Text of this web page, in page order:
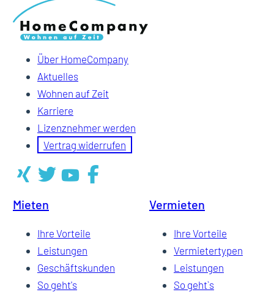
Über HomeCompany
Aktuelles
Wohnen auf Zeit
Karriere
Lizenznehmer werden
Vertrag widerrufen
Mieten
Ihre Vorteile
Leistungen
Geschäftskunden
So geht's
Vermieten
Ihre Vorteile
Vermietertypen
Leistungen
So geht`s